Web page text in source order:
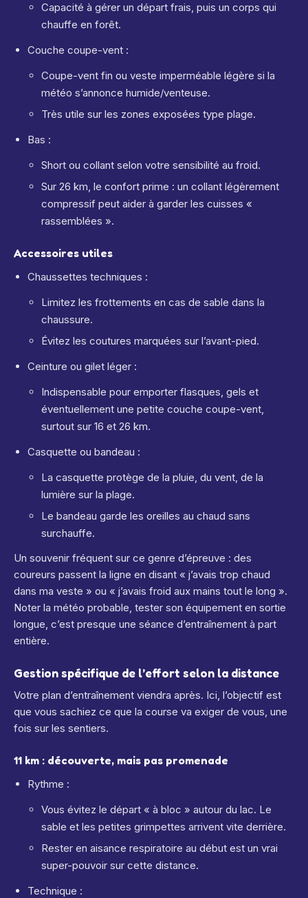
Capacité à gérer un départ frais, puis un corps qui
chauffe en forêt.
Couche coupe-vent :
Coupe-vent fin ou veste imperméable légère si la
météo s’annonce humide/venteuse.
Très utile sur les zones exposées type plage.
Bas :
Short ou collant selon votre sensibilité au froid.
Sur 26 km, le confort prime : un collant légèrement
compressif peut aider à garder les cuisses «
rassemblées ».
Accessoires utiles
Chaussettes techniques :
Limitez les frottements en cas de sable dans la
chaussure.
Évitez les coutures marquées sur l’avant-pied.
Ceinture ou gilet léger :
Indispensable pour emporter flasques, gels et
éventuellement une petite couche coupe-vent,
surtout sur 16 et 26 km.
Casquette ou bandeau :
La casquette protège de la pluie, du vent, de la
lumière sur la plage.
Le bandeau garde les oreilles au chaud sans
surchauffe.
Un souvenir fréquent sur ce genre d’épreuve : des
coureurs passent la ligne en disant « j’avais trop chaud
dans ma veste » ou « j’avais froid aux mains tout le long ».
Noter la météo probable, tester son équipement en sortie
longue, c’est presque une séance d’entraînement à part
entière.
Gestion spécifique de l’effort selon la distance
Votre plan d’entraînement viendra après. Ici, l’objectif est
que vous sachiez ce que la course va exiger de vous, une
fois sur les sentiers.
11 km : découverte, mais pas promenade
Rythme :
Vous évitez le départ « à bloc » autour du lac. Le
sable et les petites grimpettes arrivent vite derrière.
Rester en aisance respiratoire au début est un vrai
super-pouvoir sur cette distance.
Technique :